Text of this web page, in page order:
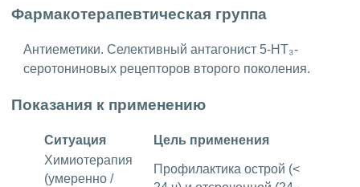
Фармакотерапевтическая группа
Антиеметики. Селективный антагонист 5-НТ₃-
серотониновых рецепторов второго поколения.
Показания к применению
Ситуация
Цель применения
Химиотерапия
(умеренно /
Профилактика острой (<